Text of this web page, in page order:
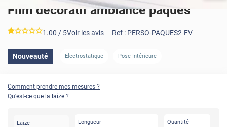
Film décoratif ambiance pâques
***** 1.00 / 5Voir les avis Ref : PERSO-PAQUES2-FV
Nouveauté Electrostatique Pose Intérieure
Comment prendre mes mesures ?
Qu'est-ce que la laize ?
Laize Longueur Quantité